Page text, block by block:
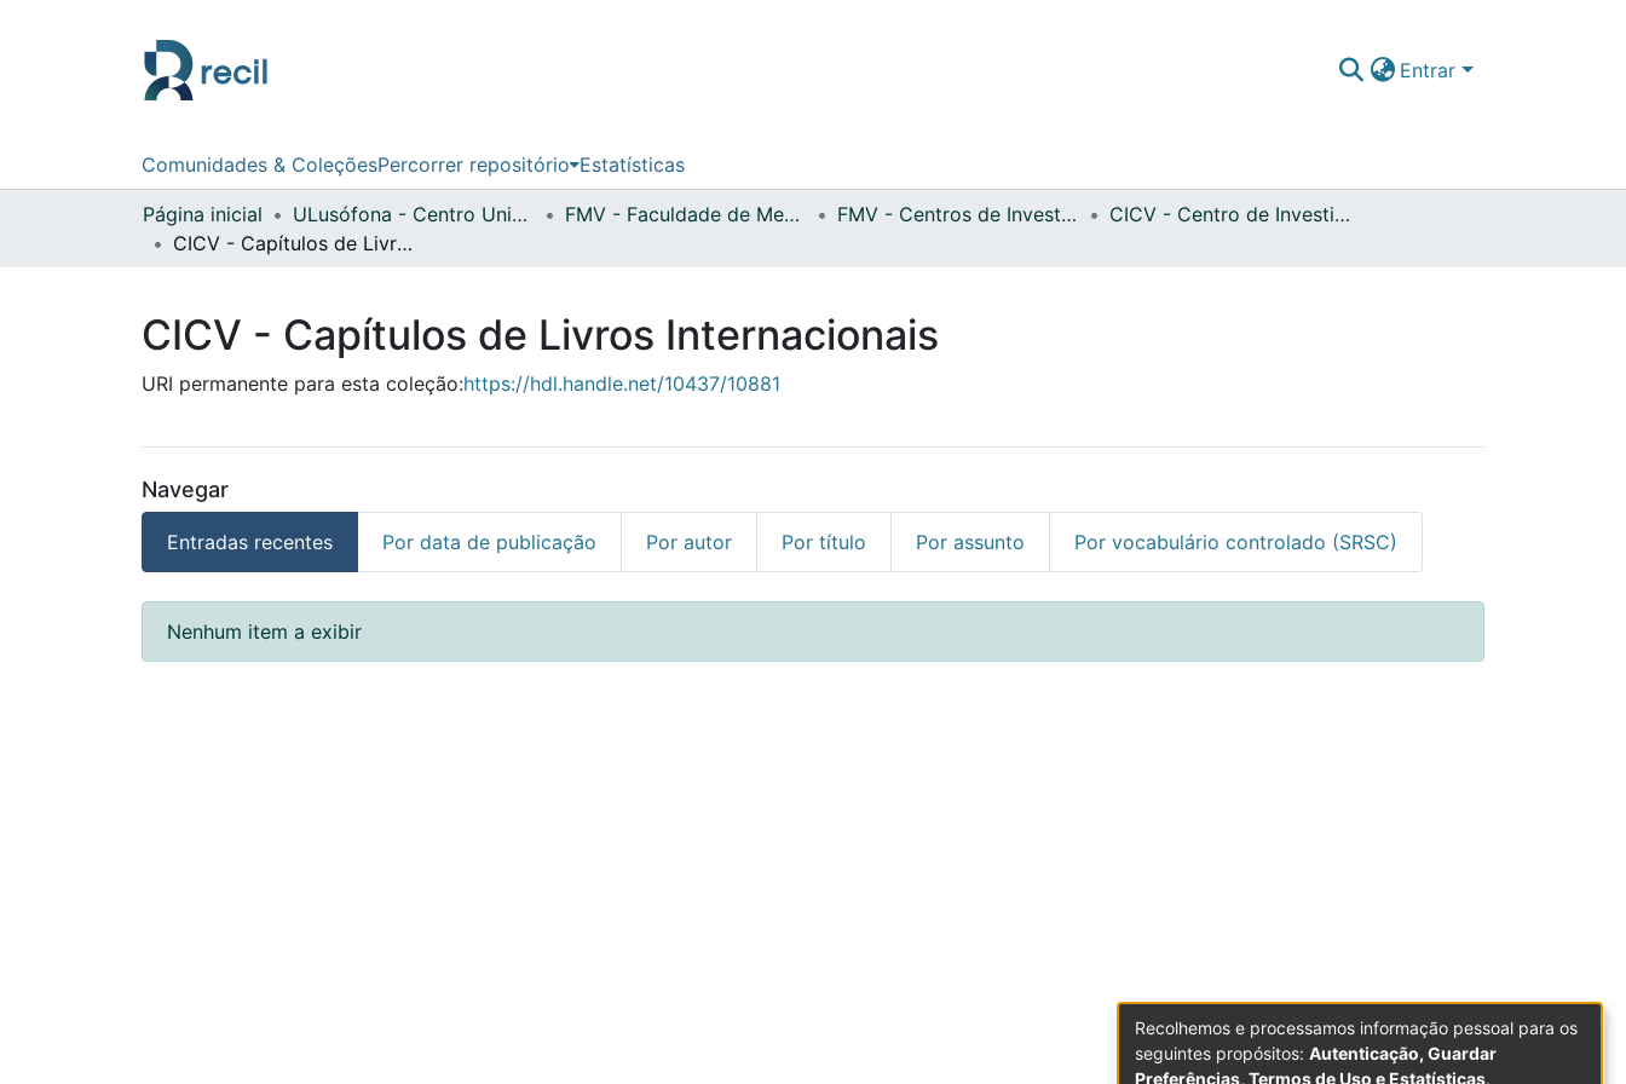
Entrar
Comunidades & ColeçõesPercorrer repositório Estatísticas
Página inicial ULusófona - Centro Universitário de Lisboa FMV - Faculdade de Medicina Veterinária FMV - Centros de Investigação
CICV - Centro de Investigação Em Ciências Veterinárias
CICV - Capítulos de Livros Internacionais
CICV - Capítulos de Livros Internacionais
URI permanente para esta coleção:https://hdl.handle.net/10437/10881
Navegar
Entradas recentes Por data de publicação Por autor Por título Por assunto Por vocabulário controlado (SRSC)
Entradas recentes
Nenhum item a exibir
Recolhemos e processamos informação pessoal para os
seguintes propósitos: Autenticação, Guardar
Preferências, Termos de Uso e Estatísticas.